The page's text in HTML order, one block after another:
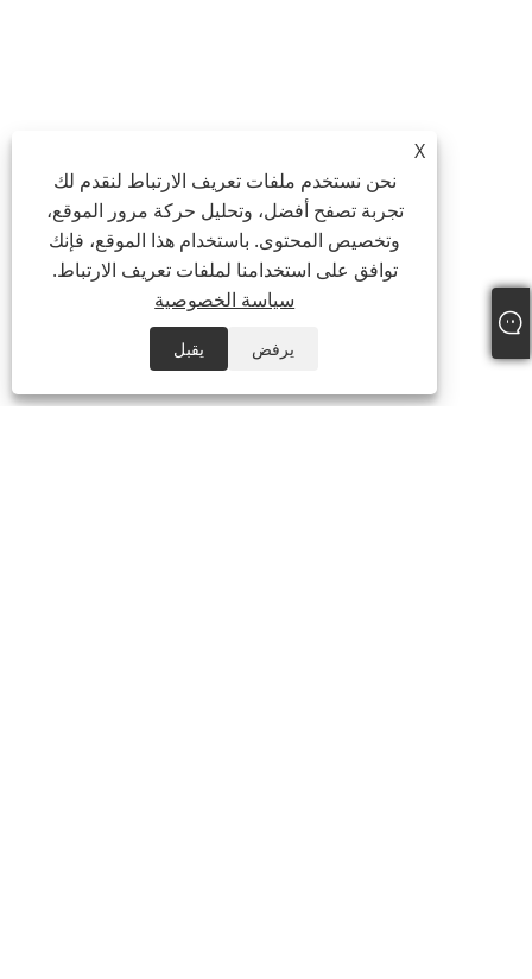
X
نحن نستخدم ملفات تعريف الارتباط لنقدم لك
تجربة تصفح أفضل، وتحليل حركة مرور الموقع،
وتخصيص المحتوى. باستخدام هذا الموقع، فإنك
توافق على استخدامنا لملفات تعريف الارتباط.
سياسة الخصوصية
يرفض يقبل